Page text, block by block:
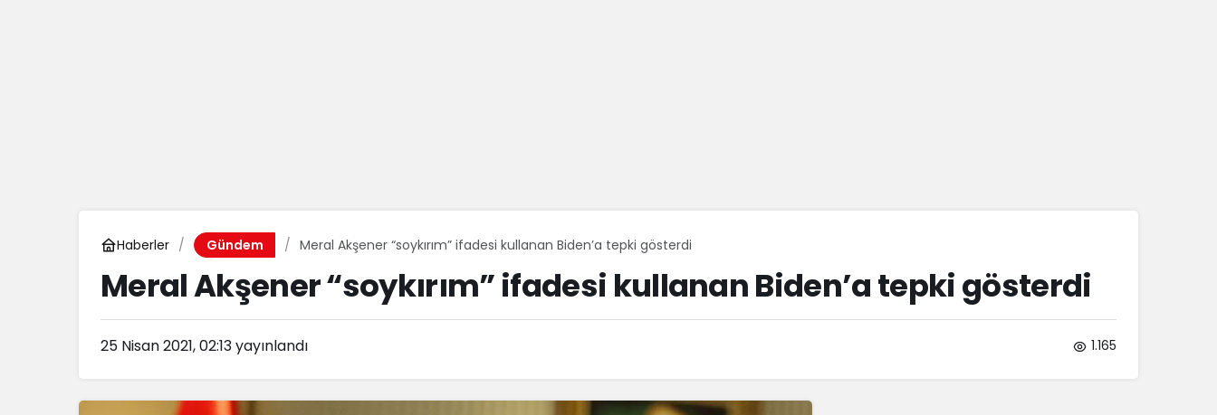
Haberler Gündem Meral Akşener “soykırım” ifadesi kullanan Biden’a tepki gösterdi
Meral Akşener “soykırım” ifadesi kullanan Biden’a tepki gösterdi
25 Nisan 2021, 02:13yayınlandı 1.165